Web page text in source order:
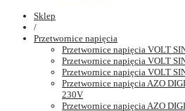
Sklep
/
Przetwornice napięcia
Przetwornice napięcia VOLT
Przetwornice napięcia VOLT
Przetwornice napięcia VOLT
Przetwornice napięcia AZO
230V
Przetwornice napięcia AZO